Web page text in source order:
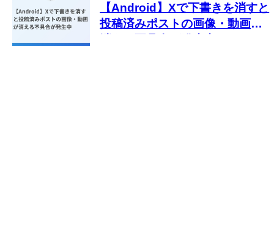
【Android】Xで下書きを消すと
投稿済みポストの画像・動画が